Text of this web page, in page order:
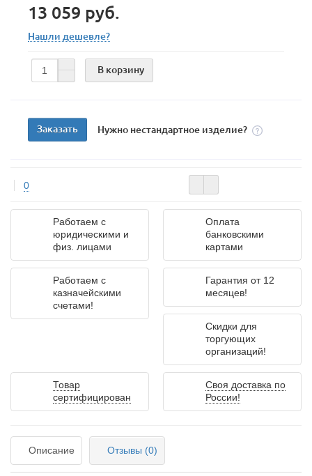
13 059 руб.
Нашли дешевле?
В корзину
Заказать Нужно нестандартное изделие?
0
Работаем с
юридическими и
физ. лицами
Оплата
банковскими
картами
Работаем с
казначейскими
счетами!
Гарантия от 12
месяцев!
Скидки для
торгующих
организаций!
Товар
сертифицирован
Своя доставка по
России!
Описание Отзывы (0)